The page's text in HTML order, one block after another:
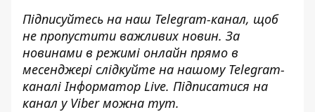
Підписуйтесь на наш Telegram-канал, щоб
не пропустити важливих новин. За
новинами в режимі онлайн прямо в
месенджері слідкуйте на нашому Telegram-
каналіІнформатор Live. Підписатися на
канал у Viber можна тут.